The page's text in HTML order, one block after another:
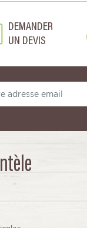
DEMANDER
UN DEVIS